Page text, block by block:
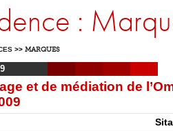
:
>> MARQUES
et de médiation de